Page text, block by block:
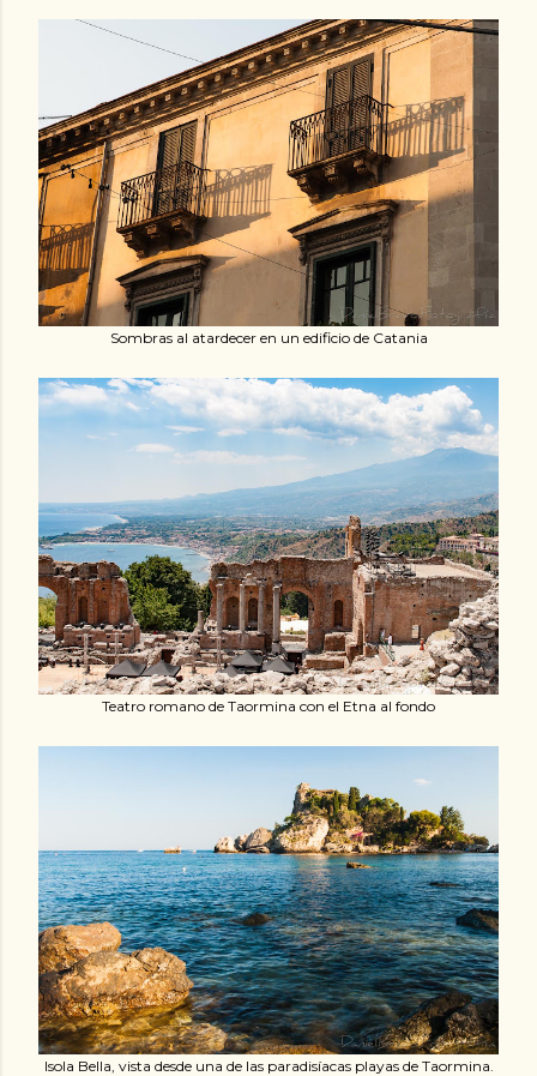
Sombras al atardecer en un edificio de Catania
Teatro romano de Taormina con el Etna al fondo
Isola Bella, vista desde una de las paradisíacas playas de Taormina.